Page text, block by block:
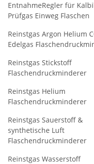
EntnahmeRegler für
Prüfgas Einweg Flaschen
Reinstgas Argon Helium
Edelgas
Reinstgas Stickstoff
Flaschendruckminderer
Reinstgas Helium
Flaschendruckminderer
Reinstgas Sauerstoff &
synthetische Luft
Flaschendruckminderer
Reinstgas Wasserstoff